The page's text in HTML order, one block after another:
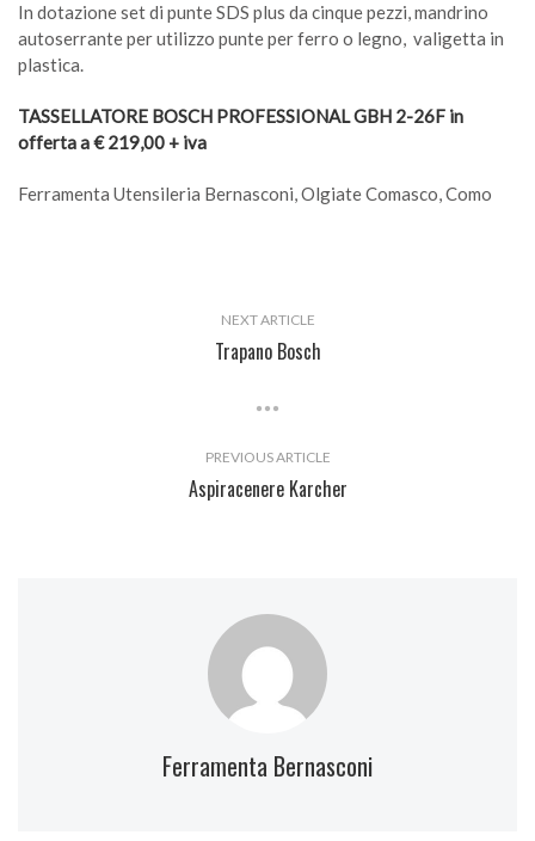
In dotazione set di punte SDS plus da cinque pezzi, mandrino
autoserrante per utilizzo punte per ferro o legno, valigetta in
plastica.
TASSELLATORE BOSCH PROFESSIONAL GBH 2-26F in
offerta a € 219,00 + iva
Ferramenta Utensileria Bernasconi, Olgiate Comasco, Como
NEXT ARTICLE
Trapano Bosch
PREVIOUS ARTICLE
Aspiracenere Karcher
Ferramenta Bernasconi